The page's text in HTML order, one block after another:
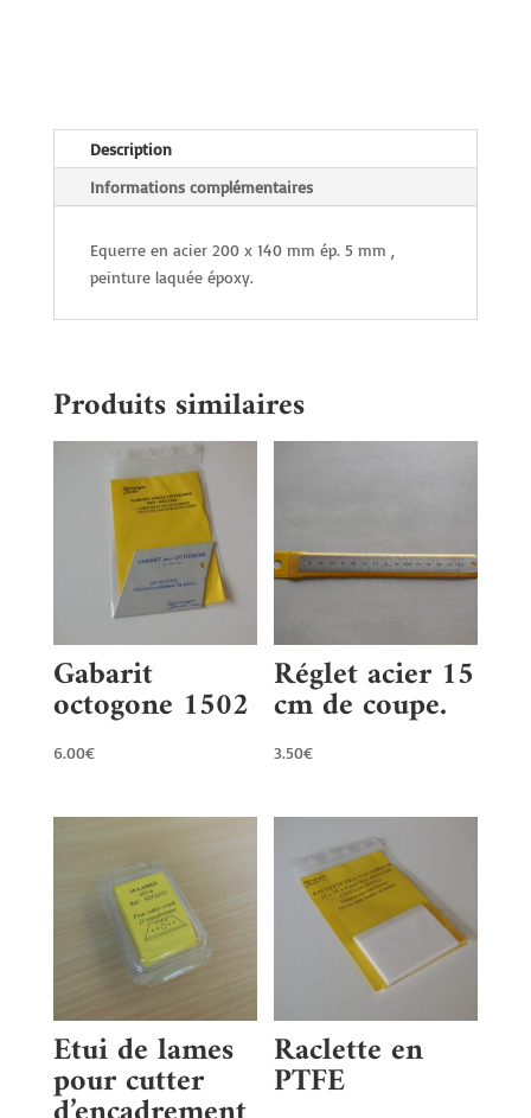
Description
Informations complémentaires
Equerre en acier 200 x 140 mm ép. 5 mm ,
peinture laquée époxy.
Produits similaires
Gabarit
octogone 1502
6.00€
Réglet acier 15
cm de coupe.
3.50€
Etui de lames
pour cutter
Raclette en
PTFE